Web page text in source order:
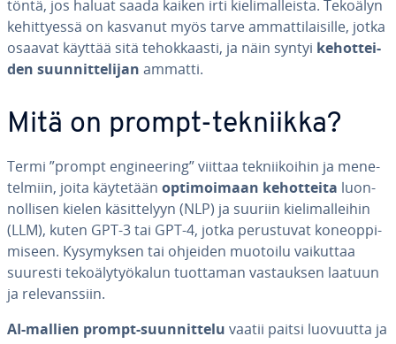
tön­tä, jos haluat saada kaiken irti kie­li­mal­leis­ta. Tekoälyn
ke­hit­tyes­sä on kasvanut myös tarve am­mat­ti­lai­sil­le, jotka
osaavat käyttää sitä te­hok­kaas­ti, ja näin syntyi ke­hot­tei­
den suun­nit­te­li­jan ammatti.
Mitä on prompt-tekniikka?
Termi ”prompt en­gi­nee­ring” viittaa tek­nii­koi­hin ja me­ne­
tel­miin, joita käytetään op­ti­moi­maan ke­hot­tei­ta luon­
nol­li­sen kielen kä­sit­te­lyyn (NLP) ja suuriin kie­li­mal­lei­hin
(LLM), kuten GPT-3 tai GPT-4, jotka pe­rus­tu­vat ko­neop­pi­
mi­seen. Ky­sy­myk­sen tai ohjeiden muotoilu vaikuttaa
suuresti te­ko­ä­ly­työ­ka­lun tuottaman vas­tauk­sen laatuun
ja re­le­vans­siin.
AI-mallien prompt-suun­nit­te­lu vaatii paitsi luovuutta ja